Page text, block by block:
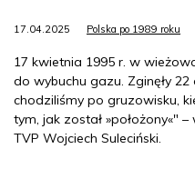
17.04.2025 Polska po 1989 roku
17 kwietnia 1995 r. w
do wybuchu gazu. Zginęły 22
chodziliśmy po gruzowisku,
tym, jak został »położony«"
TVP Wojciech Suleciński.